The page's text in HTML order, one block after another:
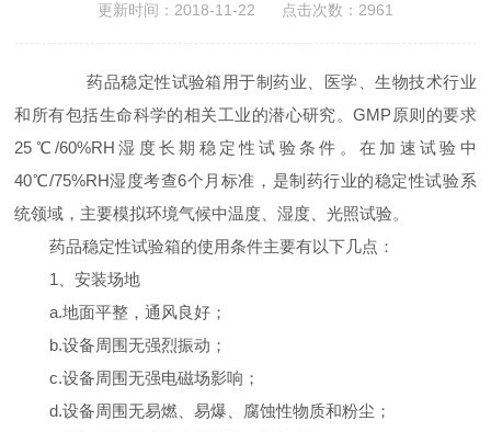
更新时间：2018-11-22 点击次数：2961
药品稳定性试验箱用于制药业、医学、生物技术行业
和所有包括生命科学的相关工业的潜心研究。GMP原则的要求
25℃/60%RH湿度长期稳定性试验条件。在加速试验中
40℃/75%RH湿度考查6个月标准，是制药行业的稳定性试验系
统领域，主要模拟环境气候中温度、湿度、光照试验。
药品稳定性试验箱的使用条件主要有以下几点：
1、安装场地
a.地面平整，通风良好；
b.设备周围无强烈振动；
c.设备周围无强电磁场影响；
d.设备周围无易燃、易爆、腐蚀性物质和粉尘；